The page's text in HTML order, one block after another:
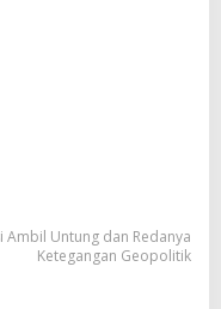
Ambil Untung dan Redanya
Ketegangan Geopolitik